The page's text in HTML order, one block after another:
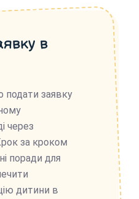
в
подати заявку
через
за кроком
поради для
дитини в